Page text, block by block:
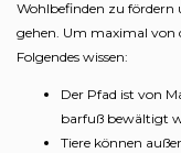
Wohlbefinden zu fördern
gehen. Um maximal von
Folgendes wissen:
Der Pfad ist von
barfuß bewältigt
Tiere können